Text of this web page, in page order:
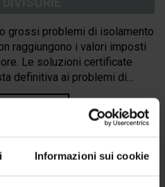
Informazioni sui cookie
grossi problemi di isolamento
raggiungono i valori imposti
Le soluzioni certificate
definitiva ai problemi di
divisorie e perimetrali.